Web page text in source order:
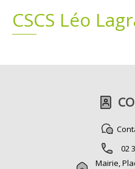
CSCS Léo
02
Mairie,
Plans
Grands projets